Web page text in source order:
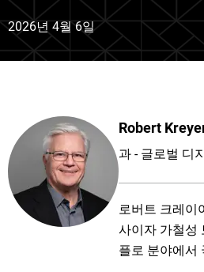
2026년 4월 6일
Robert
과 - 글로벌 디
로버트 크레이
사이자 가철성
플로 분야에서